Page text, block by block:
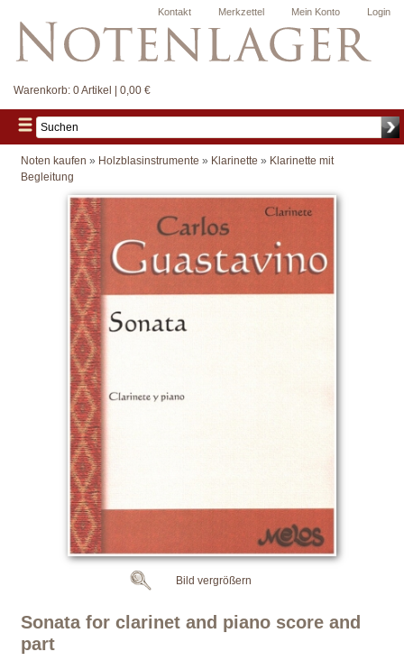
Login
Mein Konto
Merkzettel
Kontakt
Warenkorb: 0 Artikel | 0,00 €
Noten kaufen » Holzblasinstrumente » Klarinette » Klarinette mit
Begleitung
Sonata for clarinet and piano score and
part
Bild vergrößern